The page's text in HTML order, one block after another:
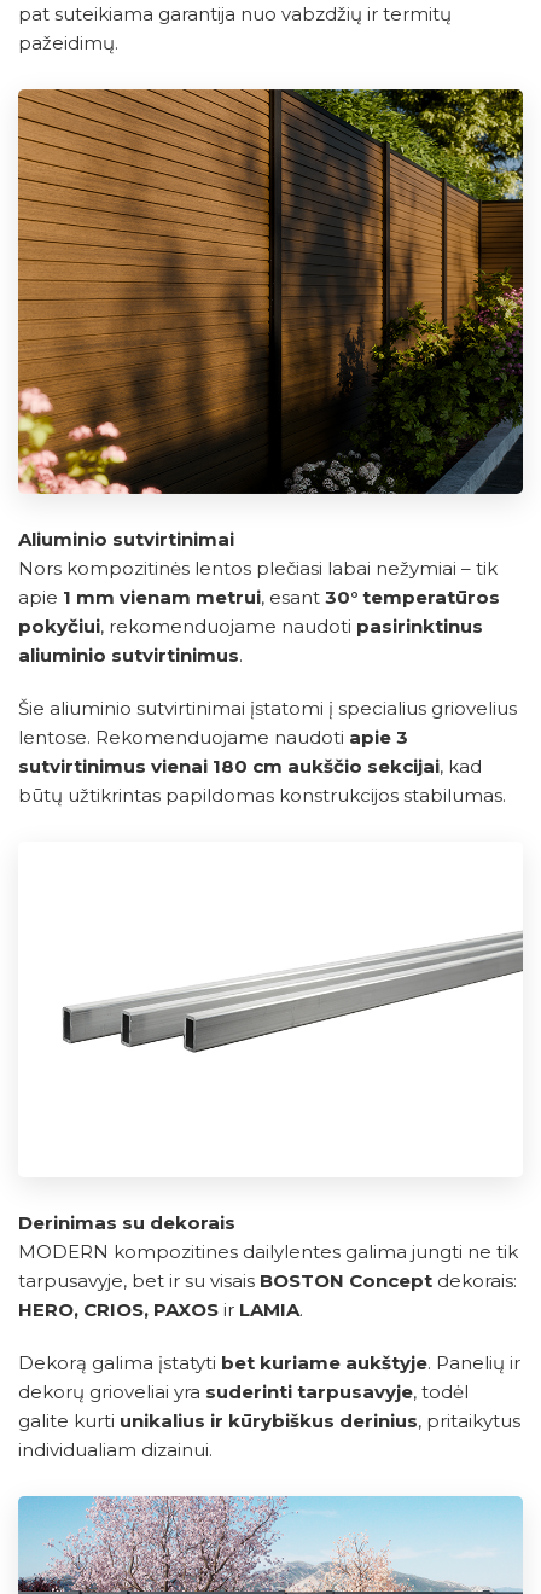
pat suteikiama garantija nuo vabzdžių ir termitų
pažeidimų.
Aliuminio sutvirtinimai
Nors kompozitinės lentos plečiasi labai nežymiai – tik
apie 1 mm vienam metrui, esant 30° temperatūros
pokyčiui, rekomenduojame naudoti pasirinktinus
aliuminio sutvirtinimus.
Šie aliuminio sutvirtinimai įstatomi į specialius griovelius
lentose. Rekomenduojame naudoti apie 3
sutvirtinimus vienai 180 cm aukščio sekcijai, kad
būtų užtikrintas papildomas konstrukcijos stabilumas.
Derinimas su dekorais
MODERN kompozitines dailylentes galima jungti ne tik
tarpusavyje, bet ir su visais BOSTON Concept dekorais:
HERO, CRIOS, PAXOS ir LAMIA.
Dekorą galima įstatyti bet kuriame aukštyje. Panelių ir
dekorų grioveliai yra suderinti tarpusavyje, todėl
galite kurti unikalius ir kūrybiškus derinius, pritaikytus
individualiam dizainui.